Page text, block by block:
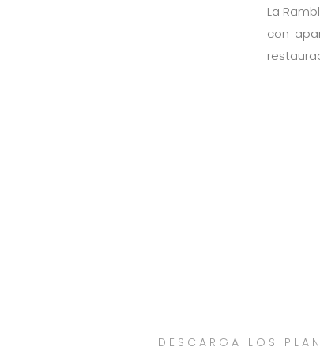
La
con
DESCARGA LOS